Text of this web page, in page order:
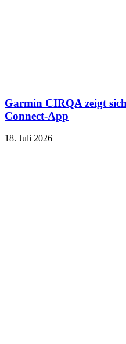
Garmin CIRQA zeigt
Connect-App
18. Juli 2026